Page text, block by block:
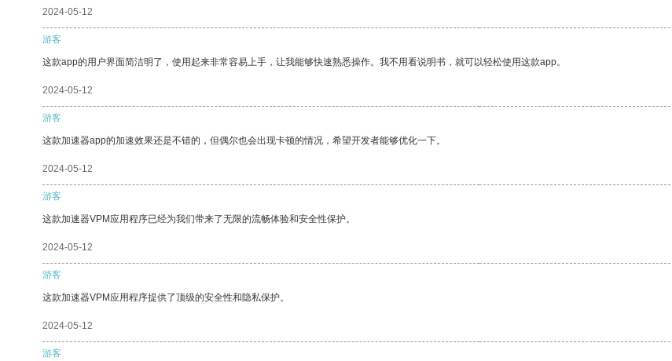
2024-05-12
游客
这款app的用户界面简洁明了，使用起来非常容易上手，让我能够快速熟悉操作。我不用看说明书，就可以轻松使用这款app。
2024-05-12
游客
这款加速器app的加速效果还是不错的，但偶尔也会出现卡顿的情况，希望开发者能够优化一下。
2024-05-12
游客
这款加速器VPM应用程序已经为我们带来了无限的流畅体验和安全性保护。
2024-05-12
游客
这款加速器VPM应用程序提供了顶级的安全性和隐私保护。
2024-05-12
游客